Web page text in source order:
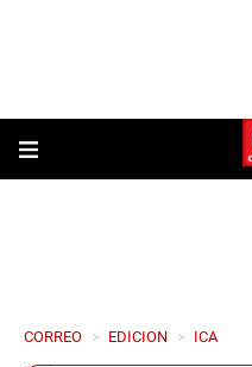
CORREO > EDICION > ICA